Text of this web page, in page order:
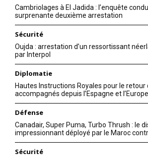
l'intelligence
l'information
Cambriolages à El Jadida : l’enquête
surprenante deuxième arrestation
Sécurité
Oujda : arrestation d’un ressortissant
par Interpol
Diplomatie
Hautes Instructions Royales pour le retour
accompagnés depuis l’Espagne et l’Europe
Défense
Canadair, Super Puma, Turbo Thrush : le
impressionnant déployé par le Maroc
Sécurité